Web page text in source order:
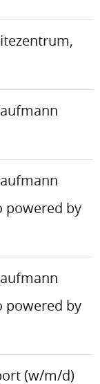
powered by
powered by
(w/m/d)